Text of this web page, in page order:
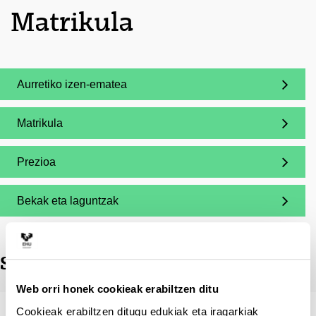
Web orri honek cookieak erabiltzen ditu
Cookieak erabiltzen ditugu edukiak eta iragarkiak
Matrikula
(Beste leiho bat zabalduko du)
Aurretiko izen-ematea
(Beste leiho bat zabalduko du)
Matrikula
(Beste leiho bat zabalduko du)
Prezioa
(Beste leiho bat zabalduko du)
Bekak eta laguntzak
Sartzeko profila